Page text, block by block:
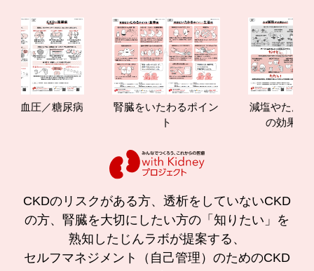
血圧／糖尿病
腎臓をいたわるポイン
減塩やたんぱく
の効果と重
CKDのリスクがある方、透析をしていないCKD
の方、腎臓を大切にしたい方の「知りたい」を
熟知したじんラボが提案する、
セルフマネジメント（自己管理）のためのCKD